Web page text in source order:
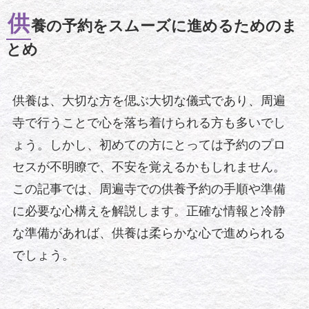
供養の予約をスムーズに進めるためのま
とめ
供養は、大切な方を偲ぶ大切な儀式であり、周遍
寺で行うことで心を落ち着けられる方も多いでし
ょう。しかし、初めての方にとっては予約のプロ
セスが不明瞭で、不安を覚えるかもしれません。
この記事では、周遍寺での供養予約の手順や準備
に必要な心構えを解説します。正確な情報と冷静
な準備があれば、供養は柔らかな心で進められる
でしょう。